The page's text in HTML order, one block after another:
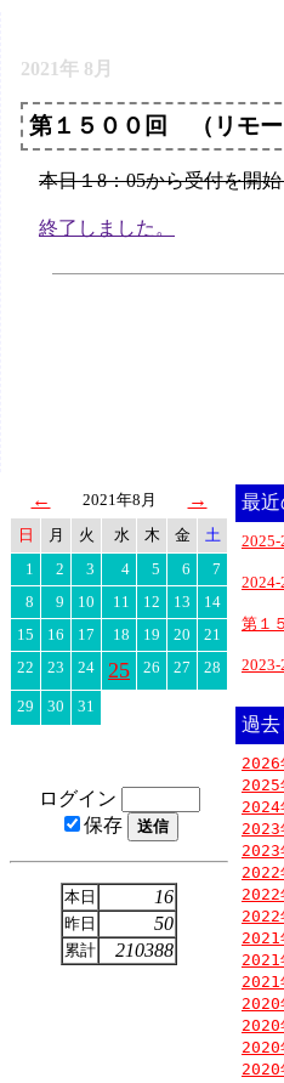
2021年 8月
第１５００回 （リモ
本日１8：05から受付を開
終了しました。
← 2021年8月 →
日 月 火 水 木 金
土
1
2 3 4 5 6
7
8
9 10 11 12 13
14
15
16 17 18 19 20
21
22
23 24 25 26 27 28
29 30 31
ログイン
保存
本日 16
昨日 50
累計 210388
最
第１
過
2026
2025
2024
2023
2023
2022
2022
2022
2021
2021
2021
2020
2020
2020
2020